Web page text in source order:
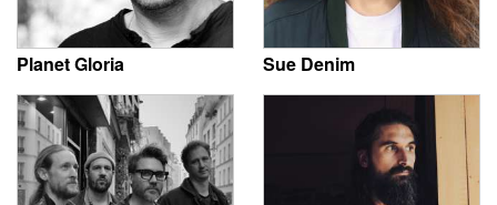
Planet Gloria Sue Denim